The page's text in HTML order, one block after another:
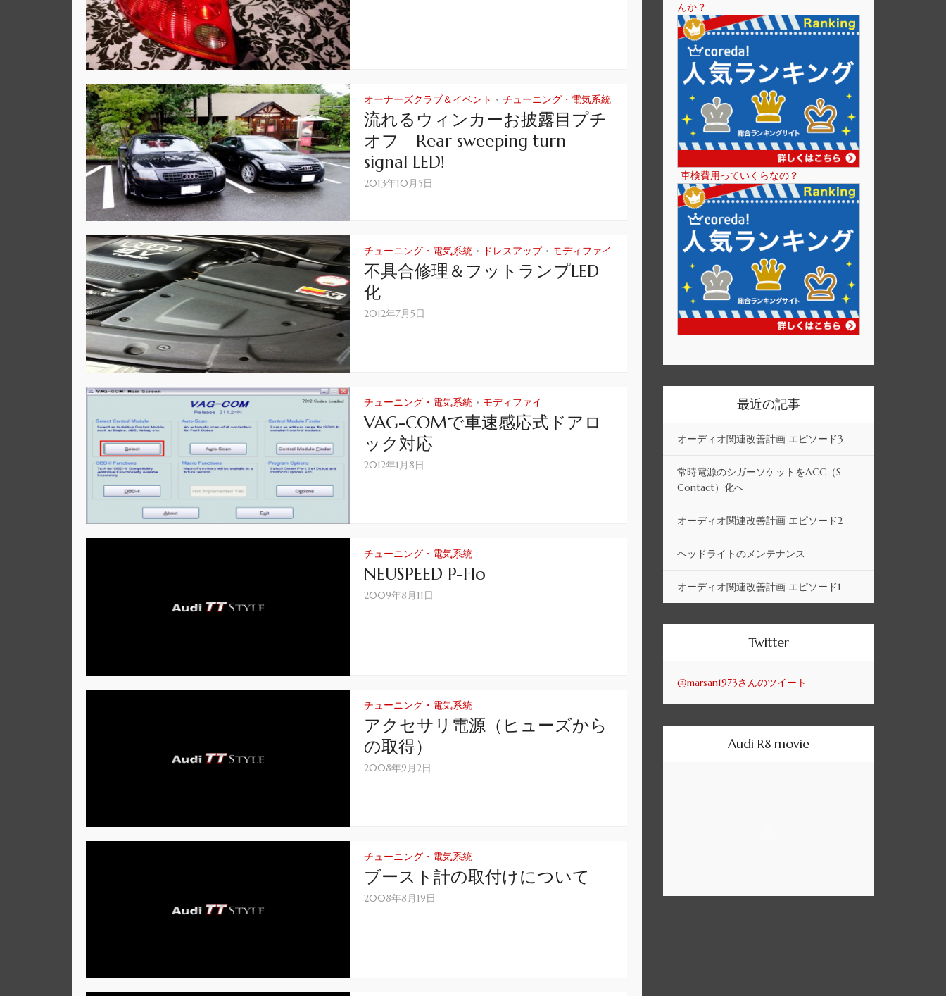
オーナーズクラブ＆イベント • チューニング・電気系統
流れるウィンカーお披露目プチ
オフ Rear sweeping turn
signal LED!
2013年10月5日
チューニング・電気系統 • ドレスアップ • モディファイ
不具合修理＆フットランプLED
化
2012年7月5日
チューニング・電気系統 • モディファイ
VAG-COMで車速感応式ドアロ
ック対応
2012年1月8日
チューニング・電気系統
NEUSPEED P-Flo
2009年8月11日
チューニング・電気系統
アクセサリ電源（ヒューズから
の取得）
2008年9月2日
チューニング・電気系統
ブースト計の取付けについて
2008年8月19日
んか？
車検費用っていくらなの？
最近の記事
オーディオ関連改善計画 エピソード3
常時電源のシガーソケットをACC（S-
Contact）化へ
オーディオ関連改善計画 エピソード2
ヘッドライトのメンテナンス
オーディオ関連改善計画 エピソード1
Twitter
@marsan1973さんのツイート
Audi R8 movie